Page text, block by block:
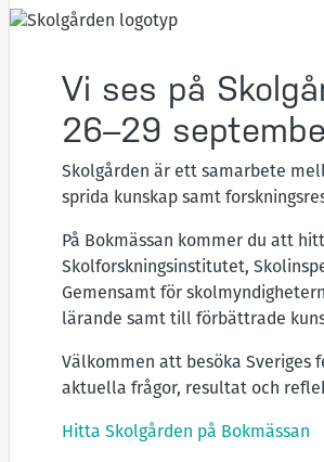
Vi ses på
26–29
Skolgården är ett samarbete
sprida kunskap samt
På Bokmässan kommer du att
Skolforskningsinstitutet,
Gemensamt för
lärande samt till förbättrade
Välkommen att besöka Sveriges
aktuella frågor, resultat och
Hitta Skolgården på Bokmässan